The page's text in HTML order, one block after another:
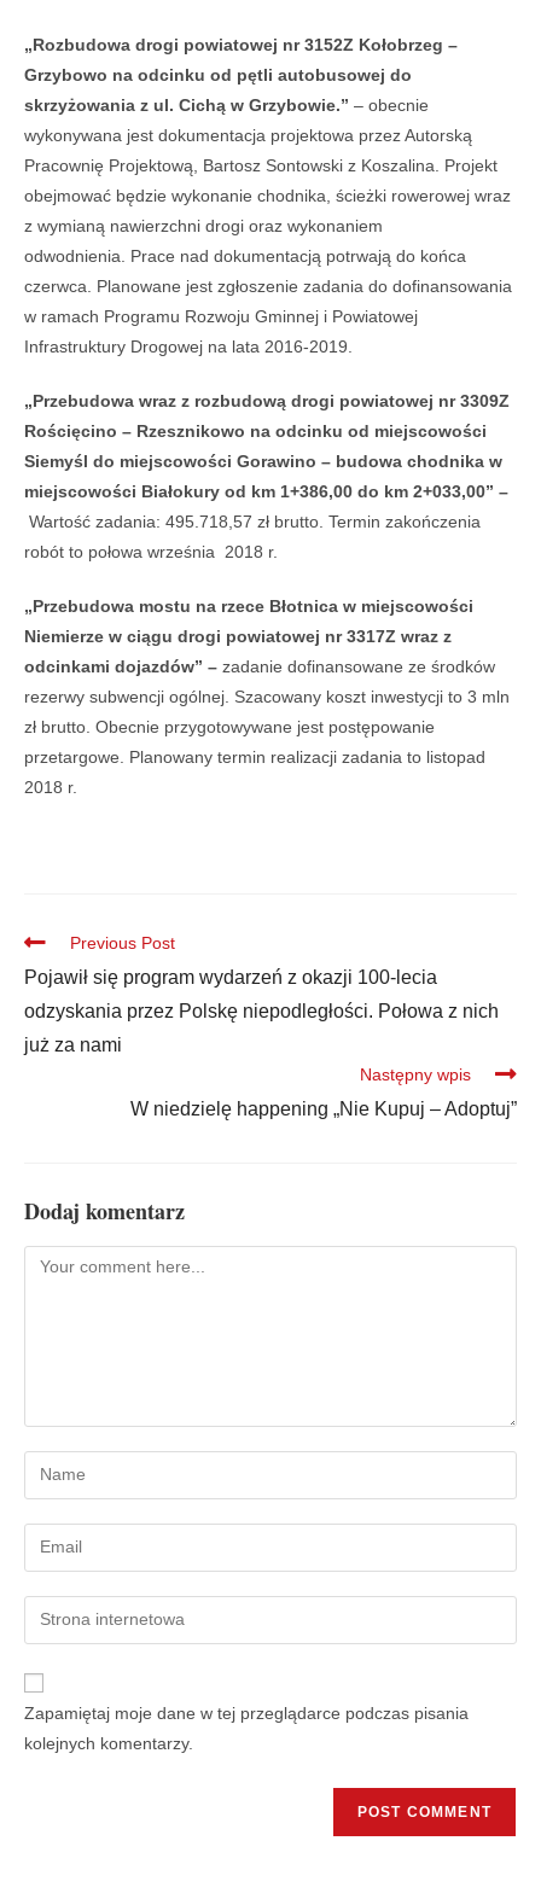
„Rozbudowa drogi powiatowej nr 3152Z Kołobrzeg –
Grzybowo na odcinku od pętli autobusowej do
skrzyżowania z ul. Cichą w Grzybowie.” – obecnie
wykonywana jest dokumentacja projektowa przez Autorską
Pracownię Projektową, Bartosz Sontowski z Koszalina. Projekt
obejmować będzie wykonanie chodnika, ścieżki rowerowej wraz
z wymianą nawierzchni drogi oraz wykonaniem
odwodnienia. Prace nad dokumentacją potrwają do końca
czerwca. Planowane jest zgłoszenie zadania do dofinansowania
w ramach Programu Rozwoju Gminnej i Powiatowej
Infrastruktury Drogowej na lata 2016-2019.
„Przebudowa wraz z rozbudową drogi powiatowej nr 3309Z
Rościęcino – Rzesznikowo na odcinku od miejscowości
Siemyśl do miejscowości Gorawino – budowa chodnika w
miejscowości Białokury od km 1+386,00 do km 2+033,00” –
Wartość zadania: 495.718,57 zł brutto. Termin zakończenia
robót to połowa września 2018 r.
„Przebudowa mostu na rzece Błotnica w miejscowości
Niemierze w ciągu drogi powiatowej nr 3317Z wraz z
odcinkami dojazdów” – zadanie dofinansowane ze środków
rezerwy subwencji ogólnej. Szacowany koszt inwestycji to 3 mln
zł brutto. Obecnie przygotowywane jest postępowanie
przetargowe. Planowany termin realizacji zadania to listopad
2018 r.
Previous Post
Pojawił się program wydarzeń z okazji 100-lecia
odzyskania przez Polskę niepodległości. Połowa z nich
już za nami
Następny wpis
W niedzielę happening „Nie Kupuj – Adoptuj”
Dodaj komentarz
Zapamiętaj moje dane w tej przeglądarce podczas pisania
kolejnych komentarzy.